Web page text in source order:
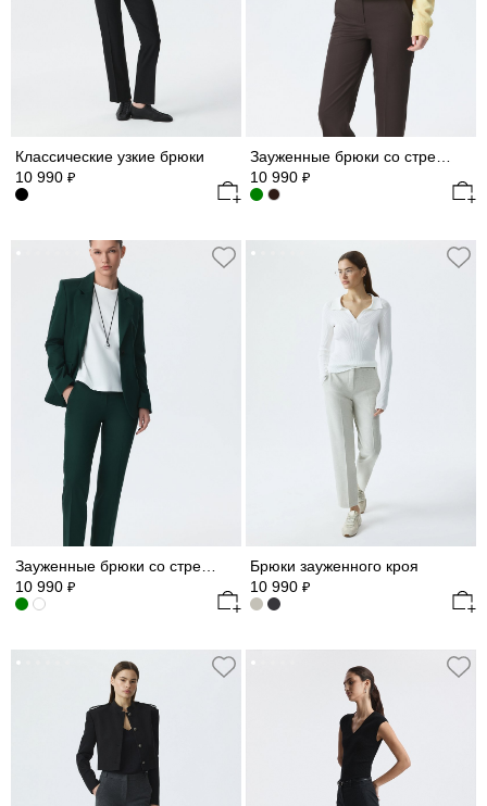
Классические узкие брюки
10 990 ₽
10 990 ₽
Зауженные брюки со стрелками
10 990 ₽
Брюки зауженного кроя
10 990 ₽